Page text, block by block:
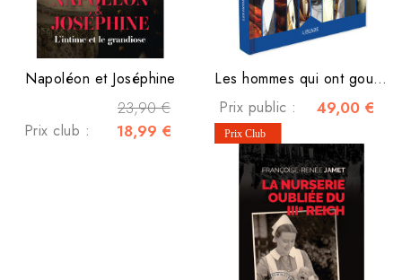
Napoléon et Joséphine
23,90 €
Prix club : 18,99 €
Les hommes qui ont gouverné la France
Prix public :
49,00 €